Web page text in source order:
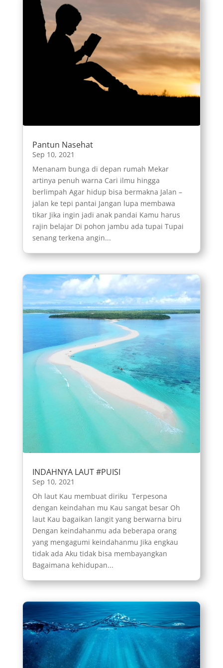
Pantun Nasehat
Sep 10, 2021
Menanam bunga di depan rumah Mekar
artinya penuh warna Cari ilmu hingga
berlimpah Agar hidup bisa bermakna Jalan –
jalan ke tepi pantai Jangan lupa membawa
tikar Jika ingin jadi anak pandai Kamu harus
rajin belajar Di pohon jambu ada tupai Tupai
senang terkena angin...
INDAHNYA LAUT #PUISI
Sep 10, 2021
Oh laut Kau membuat diriku Terpesona
dengan keindahan mu Kau sangat besar Oh
laut Kau bagaikan langit yang berwarna biru
Dengan keindahanmu ada beberapa orang
yang mengagumi keindahanmu Jika engkau
tidak ada Aku tidak bisa membayangkan
Bagaimana kehidupan...